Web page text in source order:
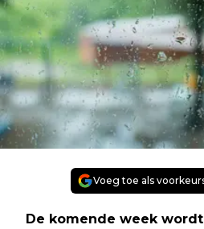
Voeg toe als
De komende week